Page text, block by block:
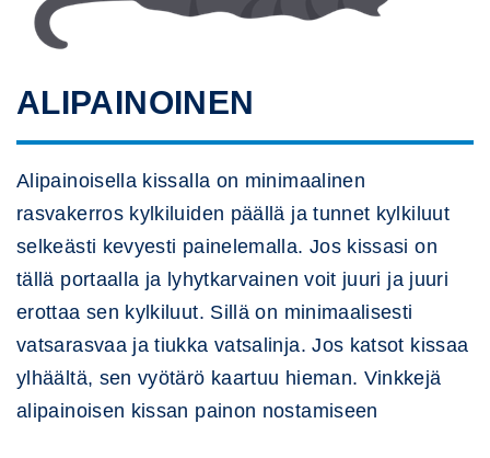
ALIPAINOINEN
Alipainoisella kissalla on minimaalinen
rasvakerros kylkiluiden päällä ja tunnet kylkiluut
selkeästi kevyesti painelemalla. Jos kissasi on
tällä portaalla ja lyhytkarvainen voit juuri ja juuri
erottaa sen kylkiluut. Sillä on minimaalisesti
vatsarasvaa ja tiukka vatsalinja. Jos katsot kissaa
ylhäältä, sen vyötärö kaartuu hieman. Vinkkejä
alipainoisen kissan painon nostamiseen